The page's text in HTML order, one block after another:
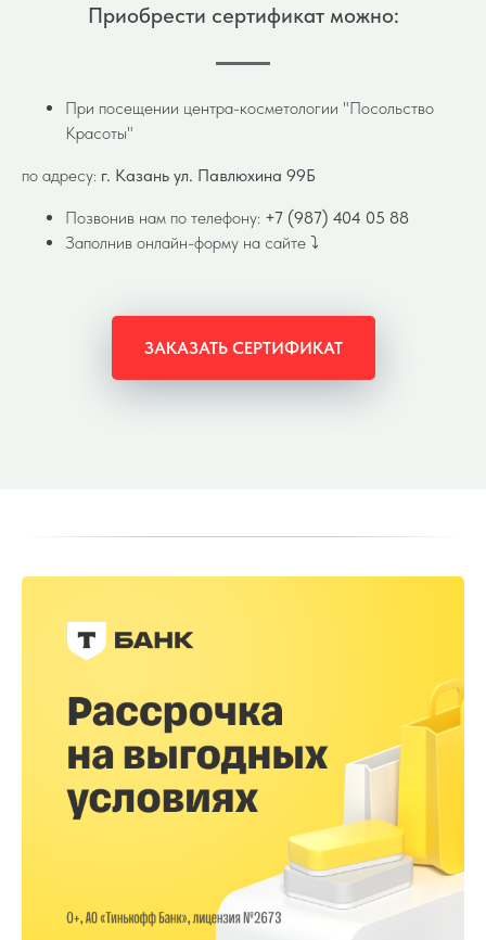
Приобрести сертификат можно:
При посещении центра-косметологии "Посольство
Красоты"
по адресу: г. Казань ул. Павлюхина 99Б
Позвонив нам по телефону: +7 (987) 404 05 88
Заполнив онлайн-форму на сайте ⤵️
ЗАКАЗАТЬ СЕРТИФИКАТ